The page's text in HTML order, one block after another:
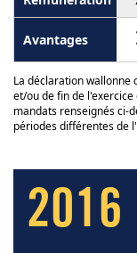
La déclaration wallonne
et/ou de fin de
mandats renseignés ci-
périodes différentes de
2016